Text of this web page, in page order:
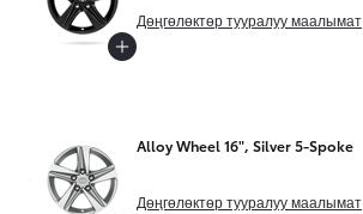
Дөңгөлөктөр тууралуу маалымат
Alloy Wheel 16", Silver 5-Spoke
Дөңгөлөктөр тууралуу маалымат